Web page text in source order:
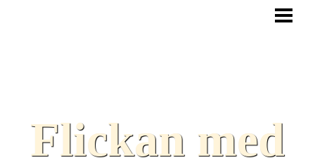
HJÄLPMEDEL
Flickan med